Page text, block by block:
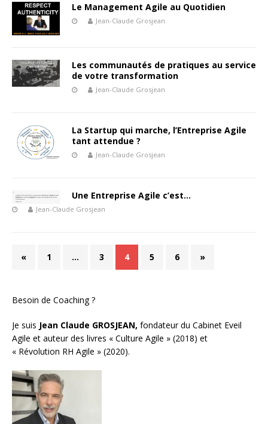
Le Management Agile au Quotidien
Jean-Claude Grosjean
Les communautés de pratiques au service
de votre transformation
Jean-Claude Grosjean
La Startup qui marche, l’Entreprise Agile
tant attendue ?
Jean-Claude Grosjean
Une Entreprise Agile c’est…
Jean-Claude Grosjean
« 1 … 3 4 5 6 »
Besoin de Coaching ?
Je suis Jean Claude GROSJEAN, fondateur du Cabinet Eveil
Agile et auteur des livres « Culture Agile » (2018) et
« Révolution RH Agile » (2020).